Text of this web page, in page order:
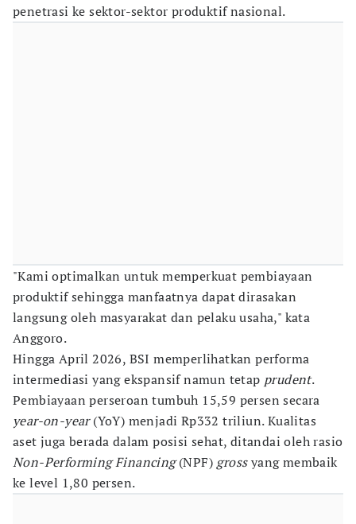
penetrasi ke sektor-sektor produktif nasional.
"Kami optimalkan untuk memperkuat pembiayaan
produktif sehingga manfaatnya dapat dirasakan
langsung oleh masyarakat dan pelaku usaha," kata
Anggoro.
Hingga April 2026, BSI memperlihatkan performa
intermediasi yang ekspansif namun tetap prudent.
Pembiayaan perseroan tumbuh 15,59 persen secara
year-on-year(YoY) menjadi Rp332 triliun. Kualitas
aset juga berada dalam posisi sehat, ditandai oleh rasio
Non-Performing Financing(NPF) grossyang membaik
ke level 1,80 persen.